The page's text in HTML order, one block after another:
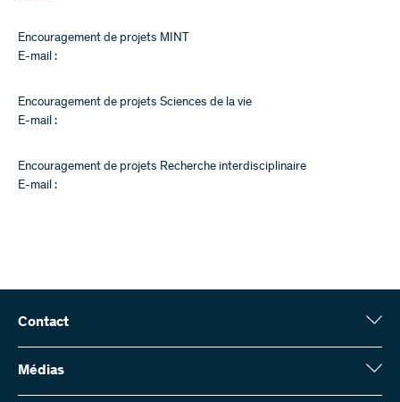
Encouragement de projets MINT
E-mail :
Encouragement de projets Sciences de la vie
E-mail :
Encouragement de projets Recherche interdisciplinaire
E-mail :
Contact
Fonds national suisse (FNS)
Wildhainweg 3
Médias
Service de presse